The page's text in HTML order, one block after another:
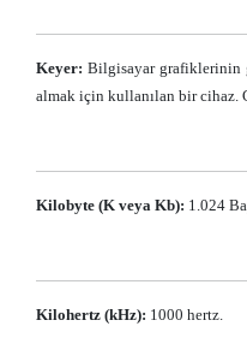
Keyer: Bilgisayar grafiklerinin
almak için kullanılan bir cihaz.
Kilobyte (K veya Kb): 1.024
Kilohertz (kHz): 1000 hertz.